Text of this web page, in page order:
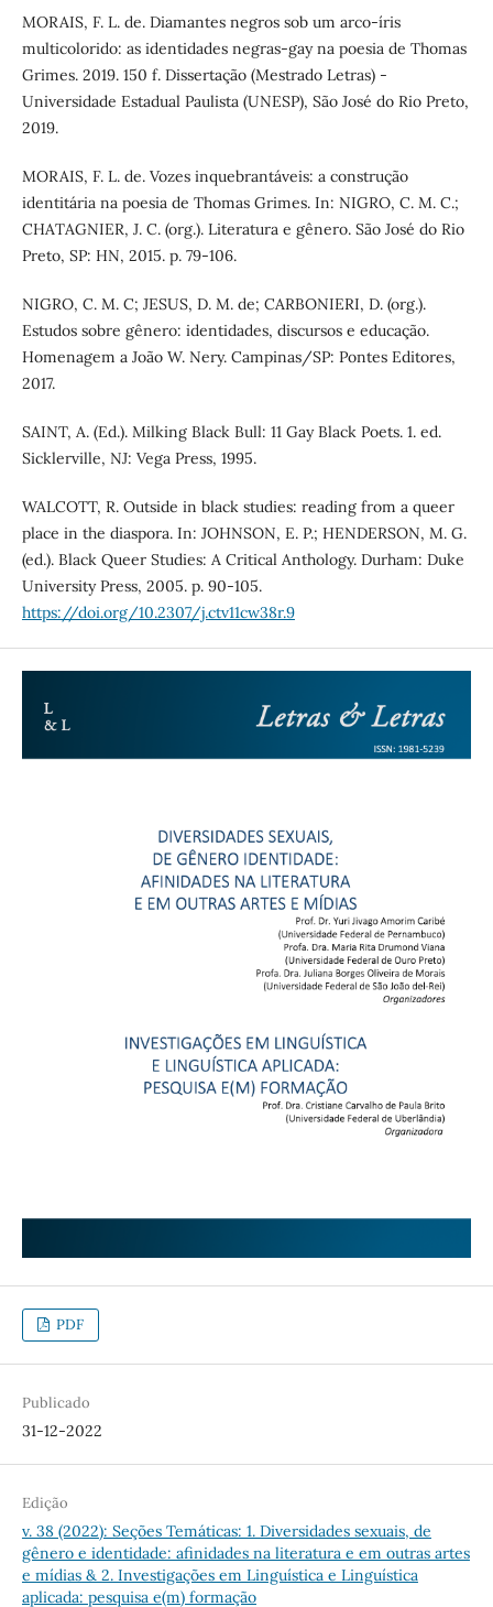
MORAIS, F. L. de. Diamantes negros sob um arco-íris
multicolorido: as identidades negras-gay na poesia de Thomas
Grimes. 2019. 150 f. Dissertação (Mestrado Letras) -
Universidade Estadual Paulista (UNESP), São José do Rio Preto,
2019.
MORAIS, F. L. de. Vozes inquebrantáveis: a construção
identitária na poesia de Thomas Grimes. In: NIGRO, C. M. C.;
CHATAGNIER, J. C. (org.). Literatura e gênero. São José do Rio
Preto, SP: HN, 2015. p. 79-106.
NIGRO, C. M. C; JESUS, D. M. de; CARBONIERI, D. (org.).
Estudos sobre gênero: identidades, discursos e educação.
Homenagem a João W. Nery. Campinas/SP: Pontes Editores,
2017.
SAINT, A. (Ed.). Milking Black Bull: 11 Gay Black Poets. 1. ed.
Sicklerville, NJ: Vega Press, 1995.
WALCOTT, R. Outside in black studies: reading from a queer
place in the diaspora. In: JOHNSON, E. P.; HENDERSON, M. G.
(ed.). Black Queer Studies: A Critical Anthology. Durham: Duke
University Press, 2005. p. 90-105.
https://doi.org/10.2307/j.ctv11cw38r.9
PDF
Publicado
31-12-2022
Edição
v. 38 (2022): Seções Temáticas: 1. Diversidades sexuais, de
gênero e identidade: afinidades na literatura e em outras artes
e mídias & 2. Investigações em Linguística e Linguística
aplicada: pesquisa e(m) formação